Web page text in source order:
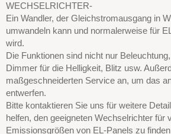
WECHSELRICHTER-
Ein Wandler, der Gleichstromausgang in
umwandeln kann und normalerweise für
wird.
Die Funktionen sind nicht nur
Dimmer für die Helligkeit, Blitz usw.
maßgeschneiderten Service an, um das
entwerfen.
Bitte kontaktieren Sie uns für weitere
helfen, den geeigneten Wechselrichter für
Emissionsgrößen von EL-Panels zu